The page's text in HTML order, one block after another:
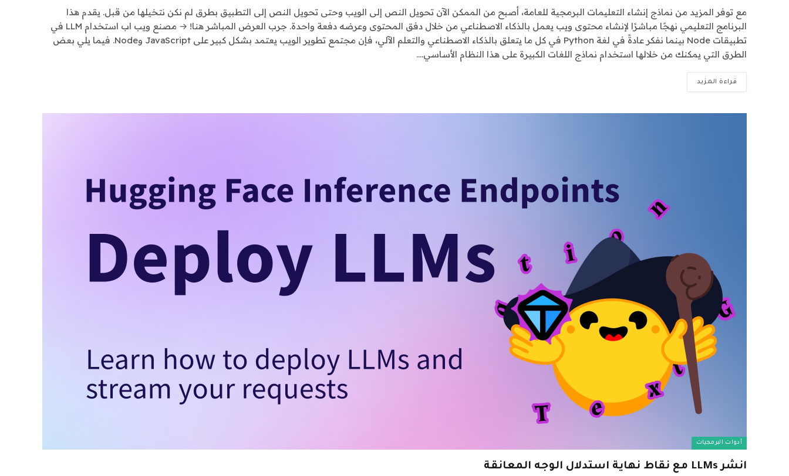
مع توفر المزيد من نماذج إنشاء التعليمات البرمجية للعامة، أصبح من الممكن الآن تحويل النص إلى الويب وحتى تحويل النص إلى التطبيق بطرق لم نكن نتخيلها من قبل. يقدم هذا
البرنامج التعليمي نهجًا مباشرًا لإنشاء محتوى ويب يعمل بالذكاء الاصطناعي من خلال دفق المحتوى وعرضه دفعة واحدة. جرب العرض المباشر هنا! → مصنع ويب اب استخدام LLM في
تطبيقات Node بينما نفكر عادةً في لغة Python في كل ما يتعلق بالذكاء الاصطناعي والتعلم الآلي، فإن مجتمع تطوير الويب يعتمد بشكل كبير على JavaScript وNode. فيما يلي بعض
الطرق التي يمكنك من خلالها استخدام نماذج اللغات الكبيرة على هذا النظام الأساسي.…
قراءة المزيد
أدوات البرمجيات
انشر LLMs مع نقاط نهاية استدلال الوجه المعانقة